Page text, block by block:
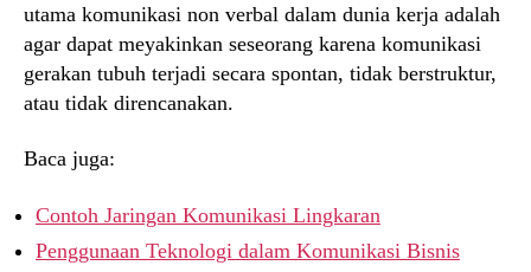
utama komunikasi non verbal dalam dunia kerja adalah
agar dapat meyakinkan seseorang karena komunikasi
gerakan tubuh terjadi secara spontan, tidak berstruktur,
atau tidak direncanakan.
Baca juga:
Contoh Jaringan Komunikasi Lingkaran
Penggunaan Teknologi dalam Komunikasi Bisnis